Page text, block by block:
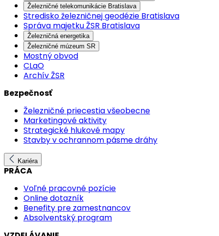
Železničné telekomunikácie Bratislava
Stredisko železničnej geodézie Bratislava
Správa majetku ŽSR Bratislava
Železničná energetika
Železničné múzeum SR
Mostný obvod
CLaO
Archív ŽSR
Bezpečnosť
Železničné priecestia všeobecne
Marketingové aktivity
Strategické hlukové mapy
Stavby v ochrannom pásme dráhy
Kariéra
PRÁCA
Voľné pracovné pozície
Online dotazník
Benefity pre zamestnancov
Absolventský program